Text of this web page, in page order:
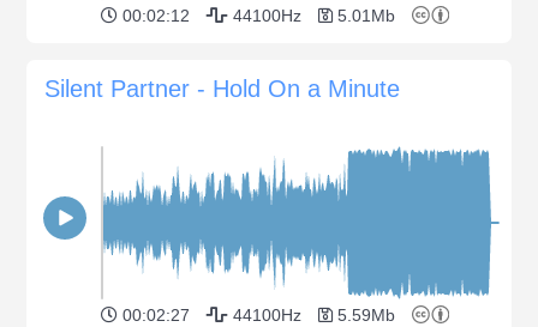
00:02:12 44100Hz 5.01Mb
Silent Partner - Hold On a Minute
00:02:27 44100Hz 5.59Mb